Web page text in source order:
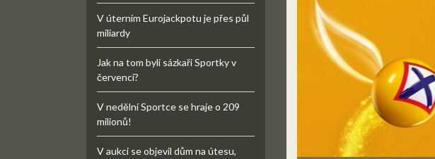
V úterním Eurojackpotu je přes půl
miliardy
Jak na tom byli sázkaři Sportky v
červenci?
V nedělní Sportce se hraje o 209
milionů!
V aukci se objevil dům na útesu,